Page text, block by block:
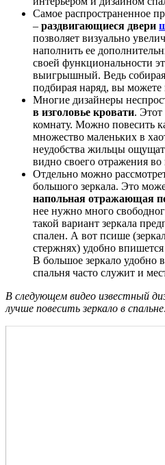
Самое распространенное
– раздвигающиеся двери
позволяет визуально
наполнить ее
своей функциональности
выигрышный. Ведь
подбирая наряд, вы можете
Многие дизайнеры
в изголовье кровати. Этот
комнату. Можно повесить
множество маленьких в
неудобства жильцы
видно своего отражения во
Отдельно можно
большого зеркала. Это
напольная отражающая
нее нужно много
такой вариант зеркала
спален. А вот псише
стержнях) удобно
В большое зеркало удобно
спальня часто служит и
В следующем видео известный
лучше повесить зеркало в